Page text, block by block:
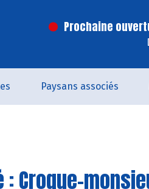
Prochaine
Paysans associés
: Croque-